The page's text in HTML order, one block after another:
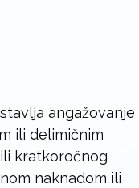
angažovanje
ili delimičnim
kratkoročnog
naknadom ili